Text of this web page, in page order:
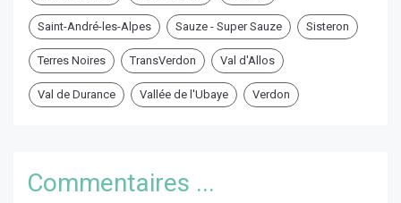
Saint-André-les-Alpes Sauze - Super Sauze Sisteron
Terres Noires TransVerdon Val d'Allos
Val de Durance Vallée de l'Ubaye Verdon
Commentaires ...